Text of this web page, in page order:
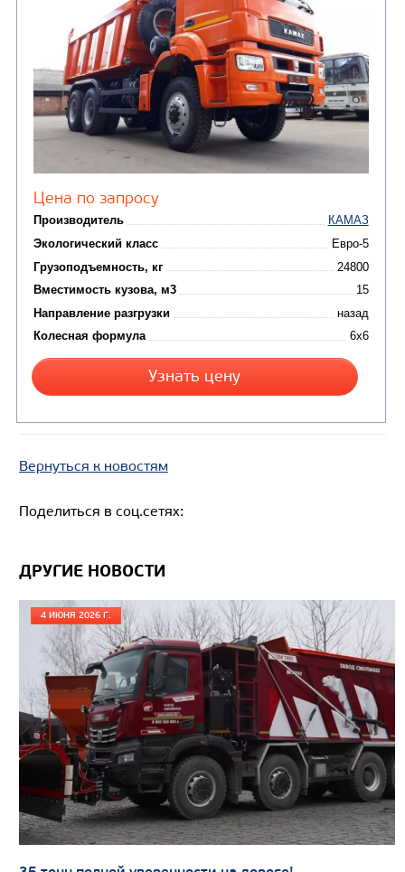
Цена по запросу
Производитель
Вместимость кузова, м3
САМОСВАЛ КАМАЗ-65802
Вернуться к новостям
Поделиться в соц.сетях:
ДРУГИЕ НОВОСТИ
4 ИЮНЯ 2026 Г.